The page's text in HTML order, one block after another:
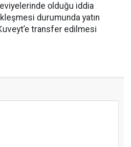
olduğu iddia
durumunda yatın
transfer edilmesi